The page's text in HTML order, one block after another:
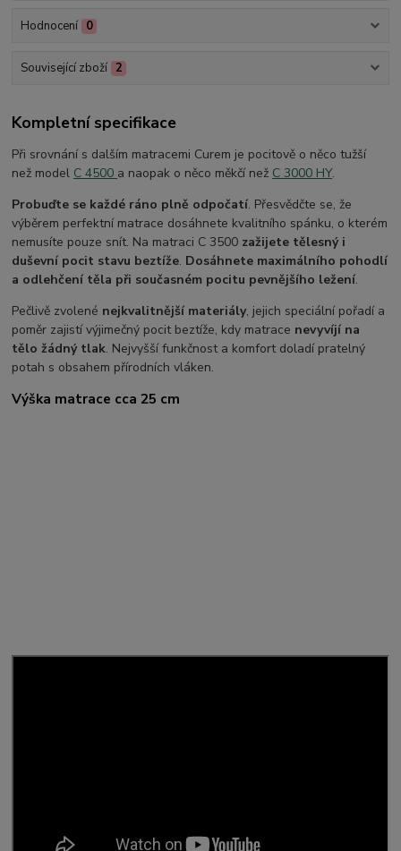
Hodnocení 0
Související zboží 2
Kompletní specifikace
Při srovnání s dalším matracemi Curem je pocitově o něco tužší
než model C 4500 a naopak o něco měkčí než C 3000 HY.
Probuďte se každé ráno plně odpočatí. Přesvědčte se, že
výběrem perfektní matrace dosáhnete kvalitního spánku, o kterém
nemusíte pouze snít. Na matraci C 3500 zažijete tělesný i
duševní pocit stavu beztíže. Dosáhnete maximálního pohodlí
a odlehčení těla při současném pocitu pevnějšího ležení.
Pečlivě zvolené nejkvalitnější materiály, jejich speciální pořadí a
poměr zajistí výjimečný pocit beztíže, kdy matrace nevyvíjí na
tělo žádný tlak. Nejvyšší funkčnost a komfort doladí pratelný
potah s obsahem přírodních vláken.
Výška matrace cca 25 cm